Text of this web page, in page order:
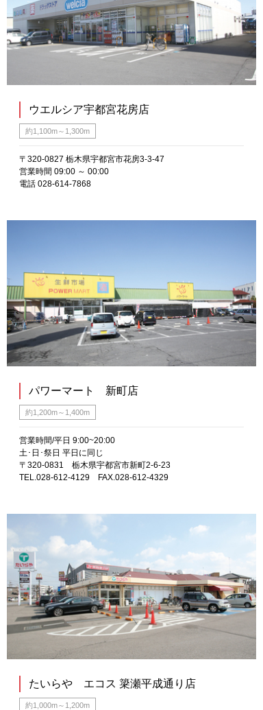
ウエルシア宇都宮花房店
約1,100m～1,300m
〒320-0827 栃木県宇都宮市花房3-3-47
営業時間 09:00 ～ 00:00
電話 028-614-7868
パワーマート 新町店
約1,200m～1,400m
営業時間/平日 9:00~20:00
土･日･祭日 平日に同じ
〒320-0831 栃木県宇都宮市新町2-6-23
TEL.028-612-4129 FAX.028-612-4329
たいらや エコス 簗瀬平成通り店
約1,000m～1,200m